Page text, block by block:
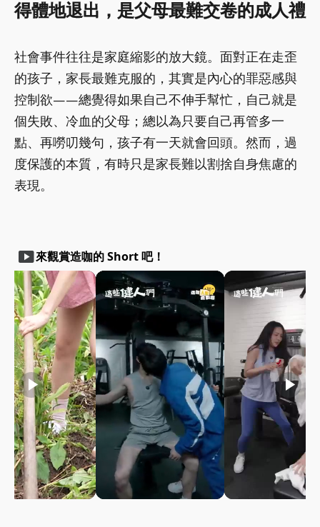
得體地退出，是父母最難交卷的成人禮
社會事件往往是家庭縮影的放大鏡。面對正在走歪
的孩子，家長最難克服的，其實是內心的罪惡感與
控制欲——總覺得如果自己不伸手幫忙，自己就是
個失敗、冷血的父母；總以為只要自己再管多一
點、再嘮叨幾句，孩子有一天就會回頭。然而，過
度保護的本質，有時只是家長難以割捨自身焦慮的
表現。
smart_display來觀賞造咖的 Short 吧！
play_arrow play_arrow play_arrow